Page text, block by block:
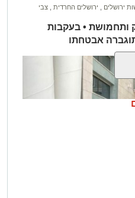
ירושלים ירושלים החרדית
צבי
ותחמושת • בעקבות
אבטחתו